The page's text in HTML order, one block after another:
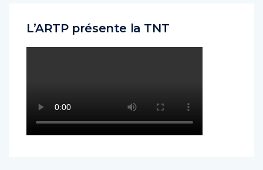
L’ARTP présente la TNT